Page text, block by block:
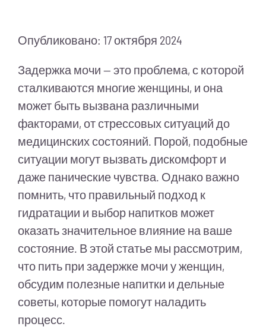
Опубликовано: 17 октября 2024
Задержка мочи — это проблема, с которой
сталкиваются многие женщины, и она
может быть вызвана различными
факторами, от стрессовых ситуаций до
медицинских состояний. Порой, подобные
ситуации могут вызвать дискомфорт и
даже панические чувства. Однако важно
помнить, что правильный подход к
гидратации и выбор напитков может
оказать значительное влияние на ваше
состояние. В этой статье мы рассмотрим,
что пить при задержке мочи у женщин,
обсудим полезные напитки и дельные
советы, которые помогут наладить
процесс.